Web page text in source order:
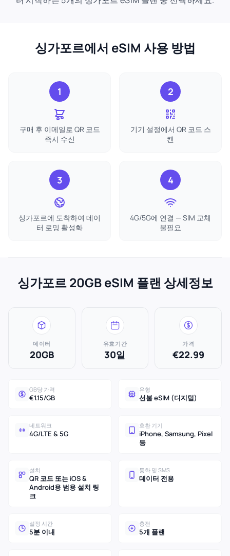
싱가포르에서 eSIM 사용 방법
1
구매 후 이메일로 QR 코드
즉시 수신
2
기기 설정에서 QR 코드 스
캔
3
싱가포르에 도착하여 데이
터 로밍 활성화
4
4G/5G에 연결 — SIM 교체
불필요
싱가포르 20GB eSIM 플랜 상세정보
데이터
20GB
유효기간
30일
가격
€22.99
GB당 가격
€1.15/GB
유형
선불 eSIM (디지털)
네트워크
4G/LTE & 5G
호환 기기
iPhone, Samsung, Pixel
등
설치
QR 코드 또는 iOS &
Android용 범용 설치 링
크
통화 및 SMS
데이터 전용
설정 시간
5분 이내
충전
5개 플랜